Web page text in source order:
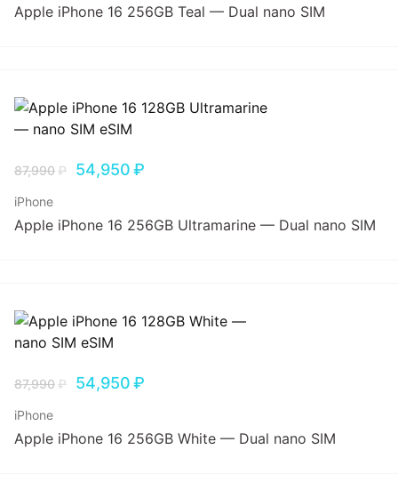
Apple iPhone 16 256GB Teal — Dual nano SIM
87,990₽ 54,950₽
iPhone
Apple iPhone 16 256GB Ultramarine — Dual nano SIM
87,990₽ 54,950₽
iPhone
Apple iPhone 16 256GB White — Dual nano SIM